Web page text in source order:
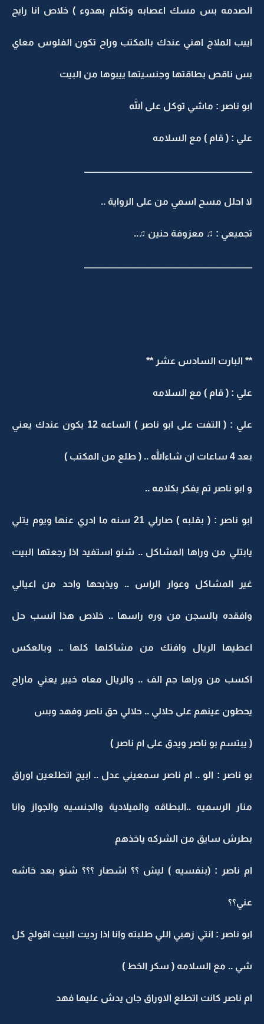
الصدمه بس مسك اعصابه وتكلم بهدوء ) خلاص انا رايح
اييب الملاج اهني عندك بالمكتب وراح تكون الفلوس معاي
بس ناقص بطاقتها وجنسيتها ييبوها من البيت
ابو ناصر : ماشي توكل على الله
علي : ( قام ) مع السلامه
ـــــــــــــــــــــــــــــــــــــــــــــــــــــــــــــــــــــــــــــــــــــــــــــــ
لا احلل مسح اسمي من على الرواية ..
تجميعي : ♫ معزوفة حنين ♫..
ـــــــــــــــــــــــــــــــــــــــــــــــــــــــــــــــــــــــــــــــــــــــــــــــ
** البارت السادس عشر **
علي : ( قام ) مع السلامه
علي : ( التفت على ابو ناصر ) الساعه 12 بكون عندك يعني
بعد 4 ساعات ان شاءالله .. ( طلع من المكتب )
و ابو ناصر تم يفكر بكلامه ..
ابو ناصر : ( بقلبه ) صارلي 21 سنه ما ادري عنها ويوم يتلي
يابتلي من وراها المشاكل .. شنو استفيد اذا رجعتها البيت
غير المشاكل وعوار الراس .. ويذبحها واحد من اعيالي
وافقده بالسجن من وره راسها .. خلاص هذا انسب حل
اعطيها الريال وافتك من مشاكلها كلها .. وبالعكس
اكسب من وراها جم الف .. والريال معاه خيير يعني ماراح
يحطون عينهم على حلالي .. حلالي حق ناصر وفهد وبس
( يبتسم بو ناصر ويدق على ام ناصر )
بو ناصر : الو .. ام ناصر سمعيني عدل .. ابيج اتطلعين اوراق
منار الرسميه ..البطاقه والميلادية والجنسيه والجواز وانا
بطرش سايق من الشركه ياخذهم
ام ناصر : (بنفسيه ) ليش ؟؟ اشصار ؟؟؟ شنو بعد خاشه
عني؟؟
ابو ناصر : انتي زهبي اللي طلبته وانا اذا رديت البيت اقولج كل
شي .. مع السلامه ( سكر الخط )
ام ناصر كانت اتطلع الاوراق جان يدش عليها فهد